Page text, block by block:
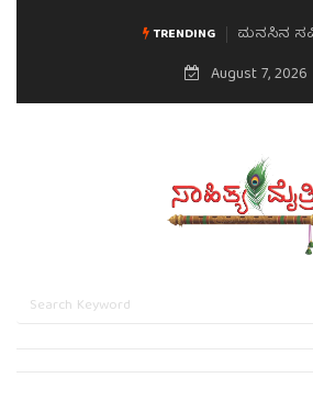
TRENDING ಮನಸಿನ
August 7, 2026